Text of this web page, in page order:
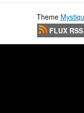
Theme
FLUX RSS